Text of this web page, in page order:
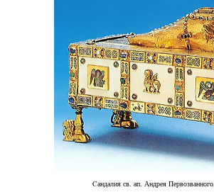
Cандалия св. ап. Андрея